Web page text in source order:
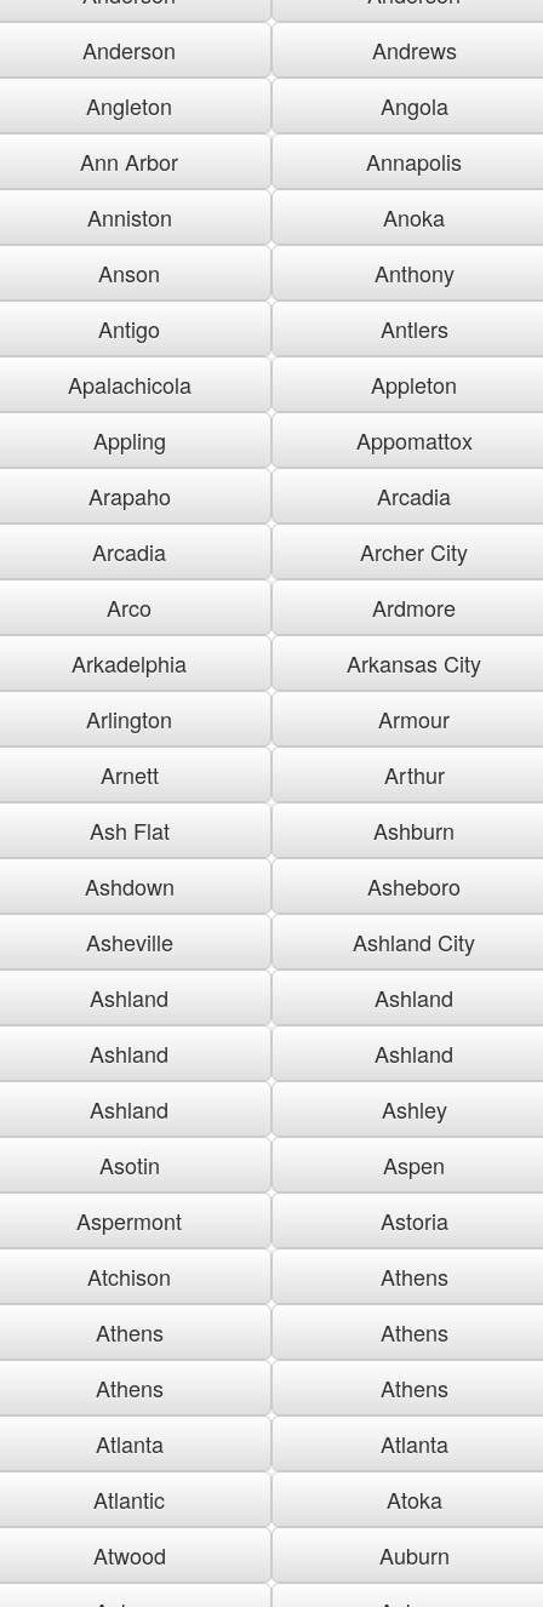
Anderson
Andrews
Angleton
Angola
Ann Arbor
Annapolis
Anniston
Anoka
Anson
Anthony
Antigo
Antlers
Apalachicola
Appleton
Appling
Appomattox
Arapaho
Arcadia
Arcadia
Archer City
Arco
Ardmore
Arkadelphia
Arkansas City
Arlington
Armour
Arnett
Arthur
Ash Flat
Ashburn
Ashdown
Asheboro
Asheville
Ashland City
Ashland
Ashland
Ashland
Ashland
Ashland
Ashley
Asotin
Aspen
Aspermont
Astoria
Atchison
Athens
Athens
Athens
Athens
Athens
Atlanta
Atlanta
Atlantic
Atoka
Atwood
Auburn